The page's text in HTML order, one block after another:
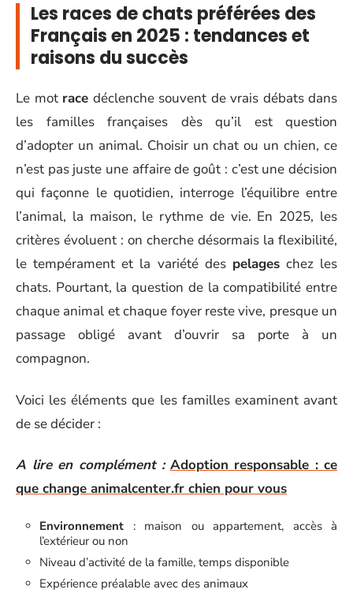
Les races de chats préférées des
Français en 2025 : tendances et
raisons du succès
Le mot race déclenche souvent de vrais débats dans
les familles françaises dès qu’il est question
d’adopter un animal. Choisir un chat ou un chien, ce
n’est pas juste une affaire de goût : c’est une décision
qui façonne le quotidien, interroge l’équilibre entre
l’animal, la maison, le rythme de vie. En 2025, les
critères évoluent : on cherche désormais la flexibilité,
le tempérament et la variété des pelageschez les
chats. Pourtant, la question de la compatibilité entre
chaque animal et chaque foyer reste vive, presque un
passage obligé avant d’ouvrir sa porte à un
compagnon.
Voici les éléments que les familles examinent avant
de se décider :
A lire en complément : Adoption responsable : ce
que change animalcenter.fr chien pour vous
Environnement : maison ou appartement, accès à
l’extérieur ou non
Niveau d’activité de la famille, temps disponible
Expérience préalable avec des animaux